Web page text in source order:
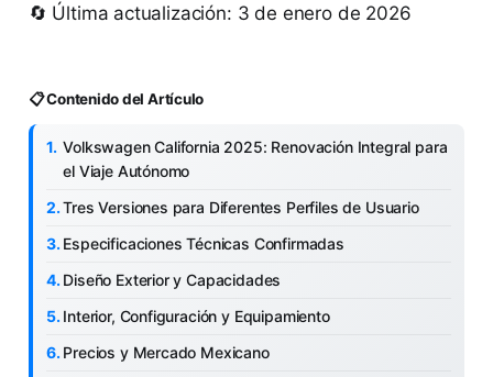
🔄 Última actualización: 3 de enero de 2026
📋 Contenido del Artículo
Volkswagen California 2025: Renovación Integral para
el Viaje Autónomo
Tres Versiones para Diferentes Perfiles de Usuario
Especificaciones Técnicas Confirmadas
Diseño Exterior y Capacidades
Interior, Configuración y Equipamiento
Precios y Mercado Mexicano